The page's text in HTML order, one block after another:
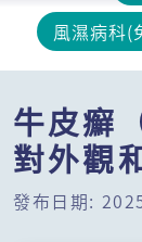
風濕病科(
牛皮癬
對外觀
發布日期: